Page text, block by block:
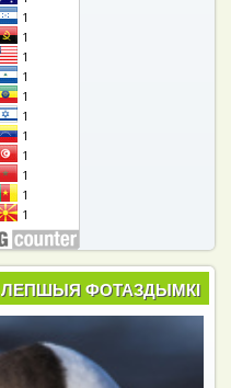
ЛЕПШЫЯ ФОТАЗДЫМКІ